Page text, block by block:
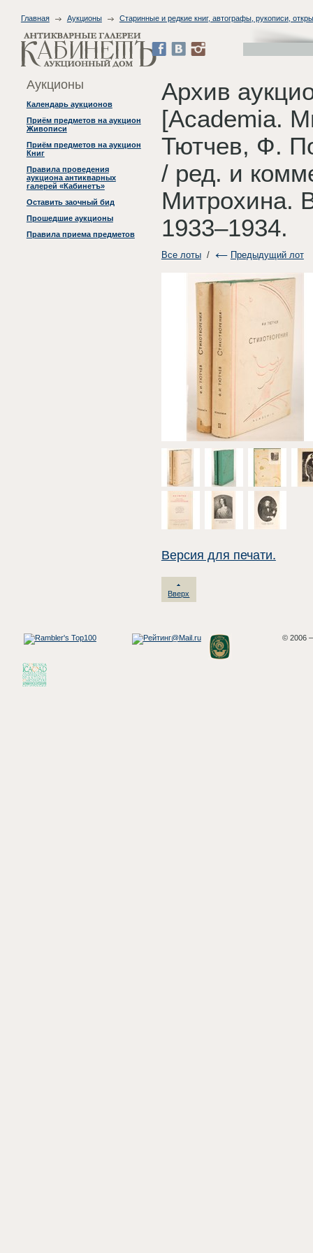
Главная Аукционы Старинные и редкие книг, автографы, рукописи,
Аукционы
Календарь аукционов
Приём предметов на аукцион
Живописи
Приём предметов на аукцион
Книг
Правила проведения
аукциона антикварных
галерей «Кабинетъ»
Оставить заочный бид
Прошедшие аукционы
Правила приема предметов
Архив
[Academia.
Тютчев, Ф.
/ ред. и
Митрохина.
1933–1934.
Все лоты/ Предыдущий лот
Версия для печати.
Вверх
© 2006